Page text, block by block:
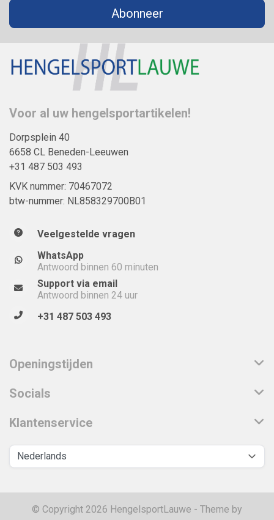
Abonneer
Voor al uw hengelsportartikelen!
Dorpsplein 40
6658 CL Beneden-Leeuwen
+31 487 503 493
KVK nummer: 70467072
btw-nummer: NL858329700B01
Veelgestelde vragen
WhatsApp
Antwoord binnen 60 minuten
Support via email
Antwoord binnen 24 uur
+31 487 503 493
Openingstijden
Socials
Klantenservice
© Copyright 2026 HengelsportLauwe - Theme by